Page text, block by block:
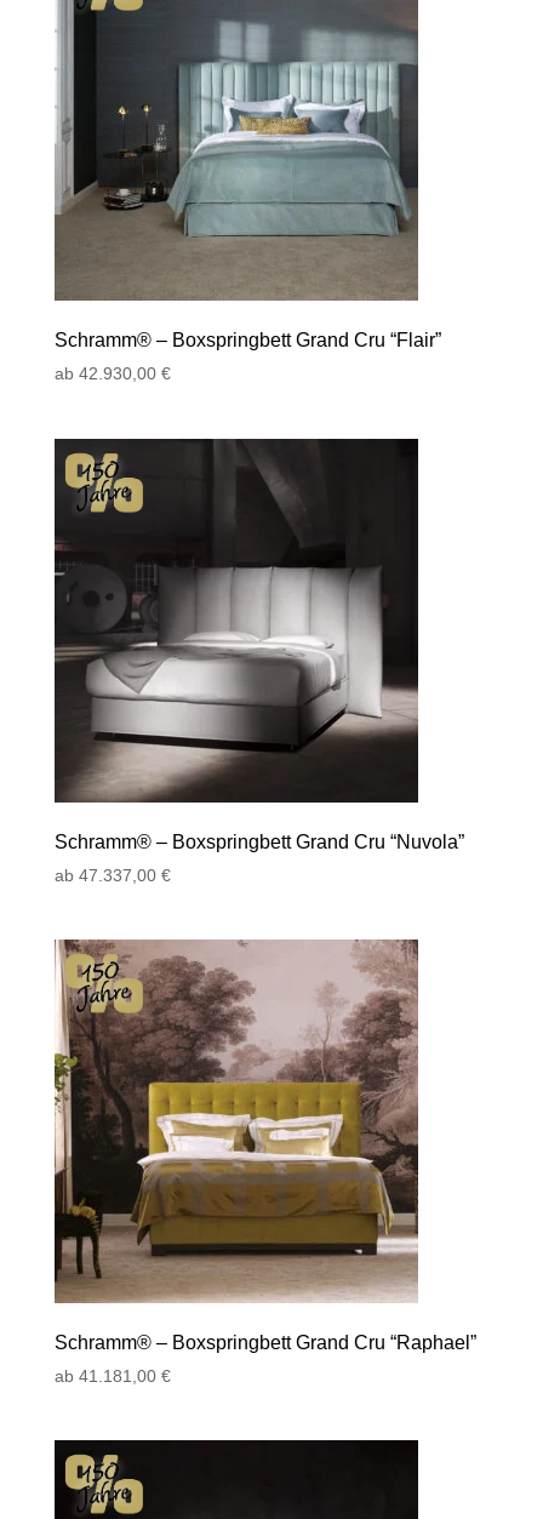
Schramm® – Boxspringbett Grand Cru “Flair”
ab 42.930,00 €
Schramm® – Boxspringbett Grand Cru “Nuvola”
ab 47.337,00 €
Schramm® – Boxspringbett Grand Cru “Raphael”
ab 41.181,00 €